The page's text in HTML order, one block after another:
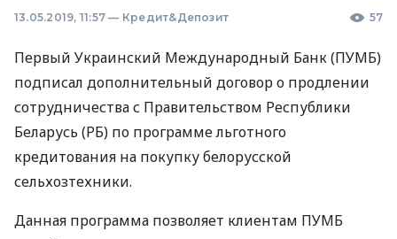
13.05.2019, 11:57 — Кредит&Депозит 57
Первый Украинский Международный Банк (ПУМБ)
подписал дополнительный договор о продлении
сотрудничества с Правительством Республики
Беларусь (РБ) по программе льготного
кредитования на покупку белорусской
сельхозтехники.
Данная программа позволяет клиентам ПУМБ